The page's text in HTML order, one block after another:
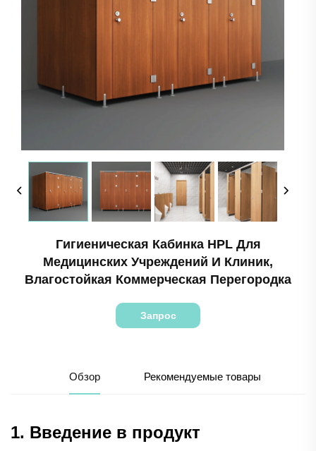
Гигиеническая Кабинка HPL Для
Медицинских Учреждений И Клиник,
Влагостойкая Коммерческая Перегородка
Запрос
Обзор Рекомендуемые товары
1. Введение в продукт